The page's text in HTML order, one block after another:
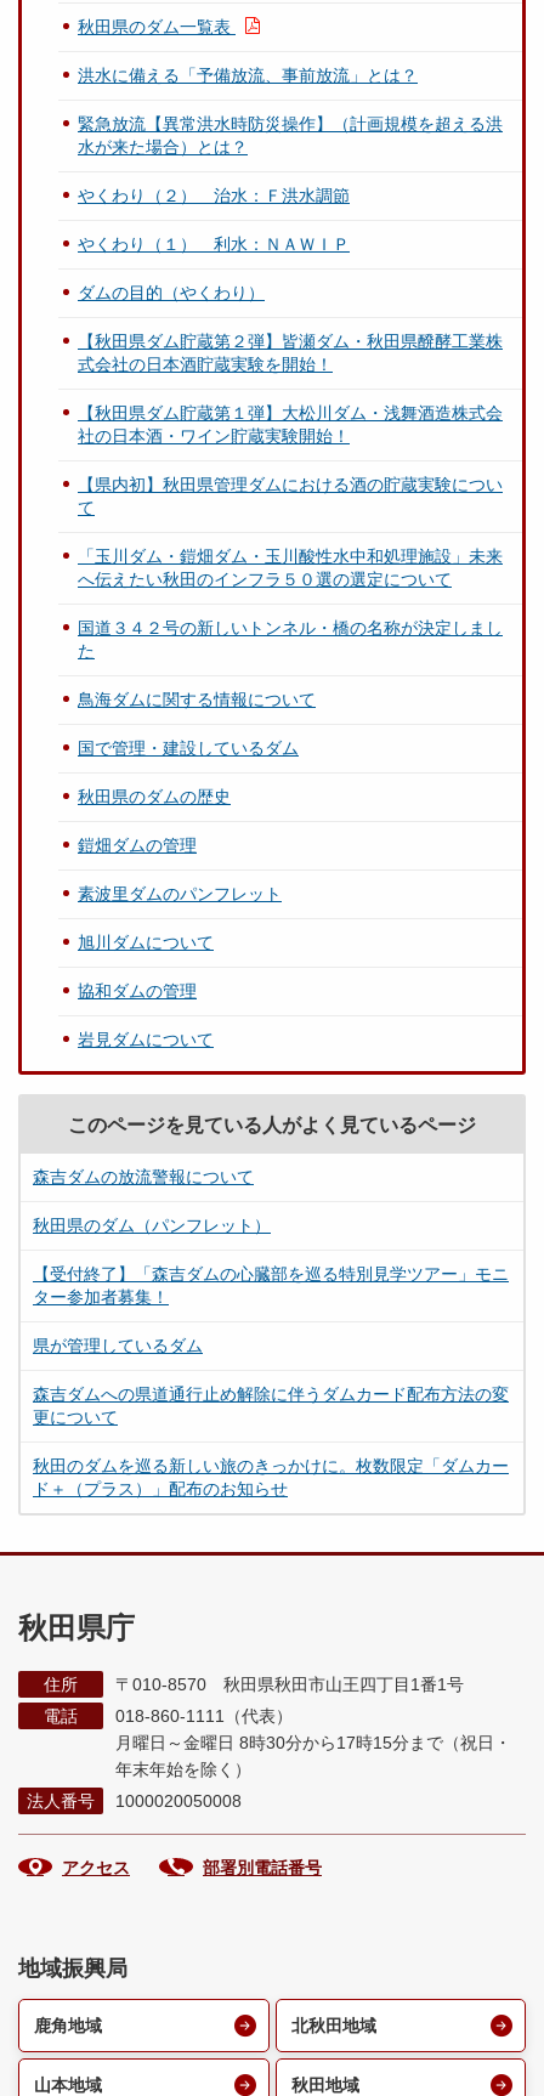
秋田県のダム一覧表
洪水に備える「予備放流、事前放流」とは？
緊急放流【異常洪水時防災操作】（計画規模を超える洪
水が来た場合）とは？
やくわり（２） 治水：Ｆ洪水調節
やくわり（１） 利水：ＮＡＷＩＰ
ダムの目的（やくわり）
【秋田県ダム貯蔵第２弾】皆瀬ダム・秋田県醗酵工業株
式会社の日本酒貯蔵実験を開始！
【秋田県ダム貯蔵第１弾】大松川ダム・浅舞酒造株式会
社の日本酒・ワイン貯蔵実験開始！
【県内初】秋田県管理ダムにおける酒の貯蔵実験につい
て
「玉川ダム・鎧畑ダム・玉川酸性水中和処理施設」未来
へ伝えたい秋田のインフラ５０選の選定について
国道３４２号の新しいトンネル・橋の名称が決定しまし
た
鳥海ダムに関する情報について
国で管理・建設しているダム
秋田県のダムの歴史
鎧畑ダムの管理
素波里ダムのパンフレット
旭川ダムについて
協和ダムの管理
岩見ダムについて
このページを見ている人がよく見ているページ
森吉ダムの放流警報について
秋田県のダム（パンフレット）
【受付終了】「森吉ダムの心臓部を巡る特別見学ツアー」モニ
ター参加者募集！
県が管理しているダム
森吉ダムへの県道通行止め解除に伴うダムカード配布方法の変
更について
秋田のダムを巡る新しい旅のきっかけに。枚数限定「ダムカー
ド＋（プラス）」配布のお知らせ
秋田県庁
住所
〒010-8570 秋田県秋田市山王四丁目1番1号
電話
018-860-1111（代表）
月曜日～金曜日 8時30分から17時15分まで （祝日・
年末年始を除く）
法人番号
1000020050008
アクセス 部署別電話番号
地域振興局
鹿角地域 北秋田地域
山本地域 秋田地域